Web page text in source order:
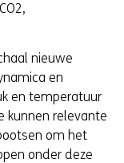
nieuwe
en
en temperatuur
kunnen relevante
om het
onder deze